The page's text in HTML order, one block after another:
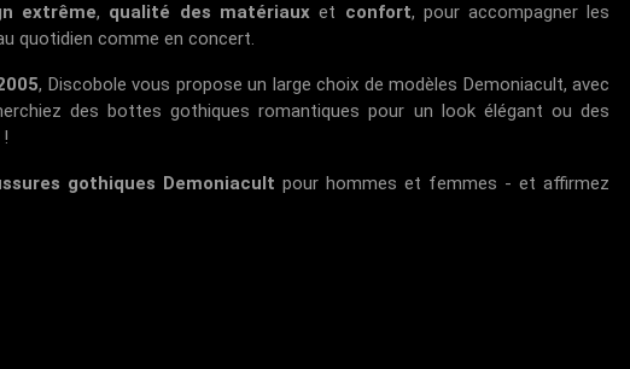
extrême, qualité des matériauxet confort, pour accompagner les
quotidien comme en concert.
, Discobole vous propose un large choix de modèles Demoniacult, avec
des bottes gothiques romantiques pour un look élégant ou des
gothiques Demoniacult pour hommes et femmes - et affirmez